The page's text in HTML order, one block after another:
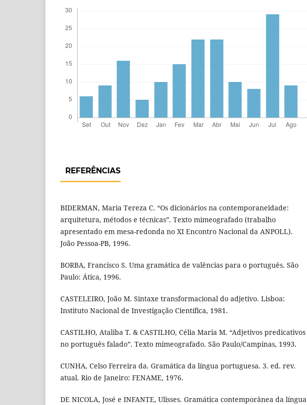
REFERÊNCIAS
BIDERMAN, Maria Tereza C. “Os dicionários na contemporaneidade:
arquitetura, métodos e técnicas”. Texto mimeografado (trabalho
apresentado em mesa-redonda no XI Encontro Nacional da ANPOLL).
João Pessoa-PB, 1996.
BORBA, Francisco S. Uma gramática de valências para o português. São
Paulo: Ática, 1996.
CASTELEIRO, João M. Sintaxe transformacional do adjetivo. Lisboa:
Instituto Nacional de Investigação Científica, 1981.
CASTILHO, Ataliba T. & CASTILHO, Célia Maria M. “Adjetivos predicativos
no português falado”. Texto mimeografado. São Paulo/Campinas, 1993.
CUNHA, Celso Ferreira da. Gramática da língua portuguesa. 3. ed. rev.
atual. Rio de Janeiro: FENAME, 1976.
DE NICOLA, José e INFANTE, Ulisses. Gramática contemporânea da língua